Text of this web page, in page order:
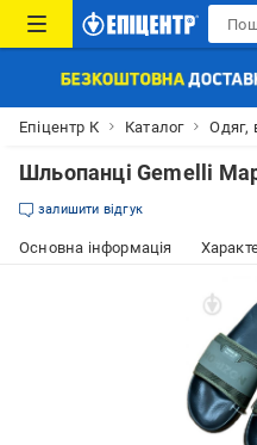
Епіцентр К Каталог Одяг,
Шльопанці Gemelli
залишити відгук
Основна інформація